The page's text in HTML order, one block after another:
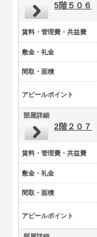
5階５０６
賃料・管理費・共益費
敷金・礼金
間取・面積
アピールポイント
部屋詳細
2階２０７
賃料・管理費・共益費
敷金・礼金
間取・面積
アピールポイント